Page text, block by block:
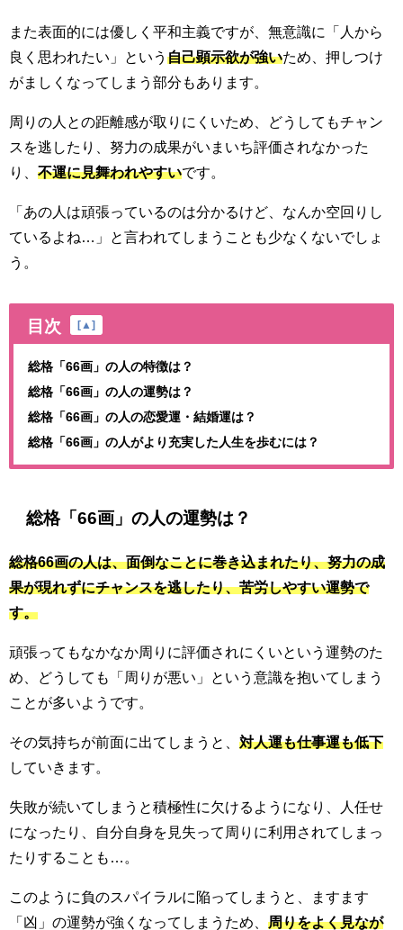
また表面的には優しく平和主義ですが、無意識に「人から
良く思われたい」という 自己顕示欲が強いため、押しつけ
がましくなってしまう部分もあります。
周りの人との距離感が取りにくいため、どうしてもチャン
スを逃したり、努力の成果がいまいち評価されなかった
り、 不運に見舞われやすいです。
「あの人は頑張っているのは分かるけど、なんか空回りし
ているよね…」と言われてしまうことも少なくないでしょ
う。
目次 [ ▲ ]
総格「66画」の人の特徴は？
総格「66画」の人の運勢は？
総格「66画」の人の恋愛運・結婚運は？
総格「66画」の人がより充実した人生を歩むには？
総格「66画」の人の運勢は？
総格66画の人は、面倒なことに巻き込まれたり、努力の成
果が現れずにチャンスを逃したり、苦労しやすい運勢で
す。
頑張ってもなかなか周りに評価されにくいという運勢のた
め、どうしても「周りが悪い」という意識を抱いてしまう
ことが多いようです。
その気持ちが前面に出てしまうと、 対人運も仕事運も低下
していきます。
失敗が続いてしまうと積極性に欠けるようになり、人任せ
になったり、自分自身を見失って周りに利用されてしまっ
たりすることも…。
このように負のスパイラルに陥ってしまうと、ますます
「凶」の運勢が強くなってしまうため、 周りをよく見なが